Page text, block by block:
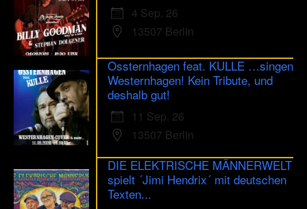
4 Sep. 26
13507 Berlin
Ossternhagen feat. KULLE …singen
Westernhagen! Kein Tribute, und
deshalb gut!
11 Sep. 26
13507 Berlin
DIE ELEKTRISCHE MÄNNERWELT
spielt ´Jimi Hendrix´ mit deutschen
Texten...